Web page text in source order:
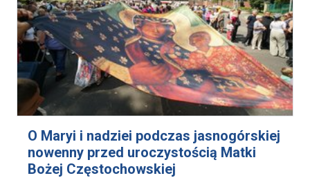
O Maryi i nadziei podczas jasnogórskiej
nowenny przed uroczystością Matki
Bożej Częstochowskiej